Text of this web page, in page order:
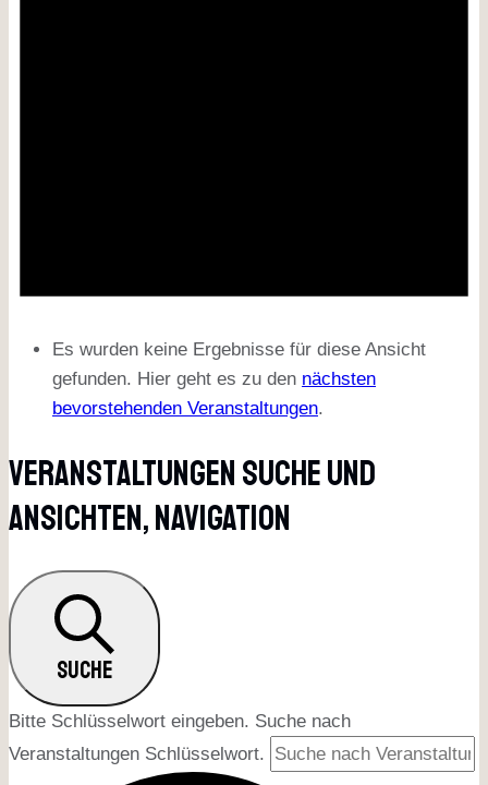
Es wurden keine Ergebnisse für diese Ansicht
gefunden. Hier geht es zu den nächsten
bevorstehenden Veranstaltungen.
Veranstaltungen Suche Und
Ansichten, Navigation
SUCHE
Bitte Schlüsselwort eingeben. Suche nach
Veranstaltungen Schlüsselwort.